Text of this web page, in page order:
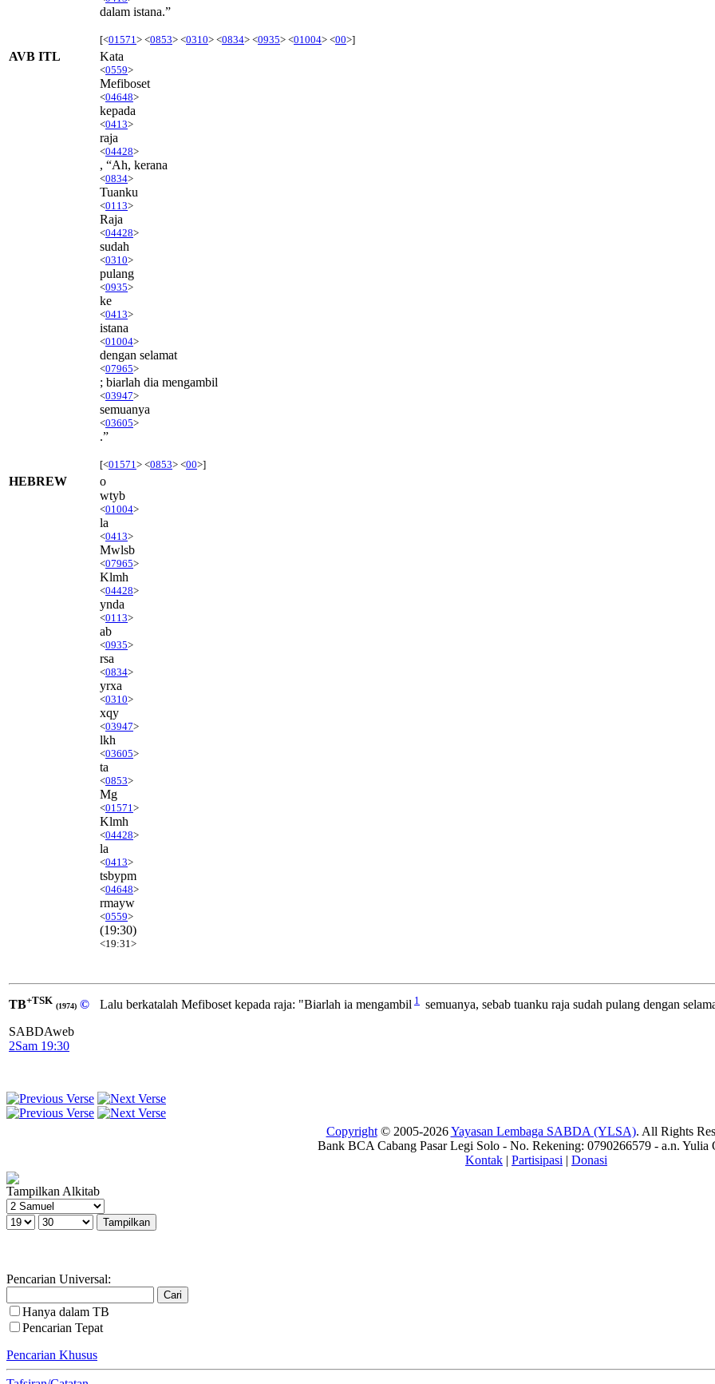
dalam istana.”
[<01571 > <0853> <0310> <0834> <0935> <01004> <00>]
AVB ITL Kata
<0559>
Mefiboset
<04648>
kepada
<0413>
raja
<04428>
, “Ah, kerana
<0834>
Tuanku
<0113>
Raja
<04428>
sudah
<0310>
pulang
<0935>
ke
<0413>
istana
<01004>
dengan selamat
<07965>
; biarlah dia mengambil
<03947>
semuanya
<03605>
.”
[<01571 > <0853> <00>]
HEBREW
o
wtyb
<01004>
la
<0413>
Mwlsb
<07965>
Klmh
<04428>
ynda
<0113>
ab
<0935>
rsa
<0834>
yrxa
<0310>
xqy
<03947>
lkh
<03605>
ta
<0853>
Mg
<01571 >
Klmh
<04428>
la
<0413>
tsbypm
<04648>
rmayw
<0559>
(19:30)
<19:31>
TB+TSK (1974) ©
SABDAweb
2Sam 19:30
Lalu berkatalah Mefiboset kepada raja: "Biarlah ia mengambil 1 semuanya, sebab tuanku raja sudah pulang dengan
Copyright© 2005-2026Yayasan Lembaga SABDA (YLSA). All Rights
Bank BCA Cabang Pasar Legi Solo - No. Rekening: 0790266579 - a.n. Yulia
Kontak | Partisipasi | Donasi
Tampilkan Alkitab
Pencarian Universal:
Hanya dalam TB
Pencarian Tepat
Pencarian Khusus